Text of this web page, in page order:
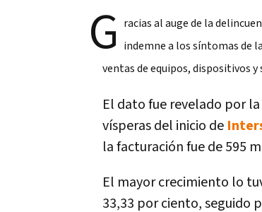
G racias al auge de la
indemne a los síntomas de
ventas de equipos, dispositivos
El dato fue revelado por la
vísperas del inicio de
la facturación fue de 595
El mayor crecimiento lo
33,33 por ciento, seguido